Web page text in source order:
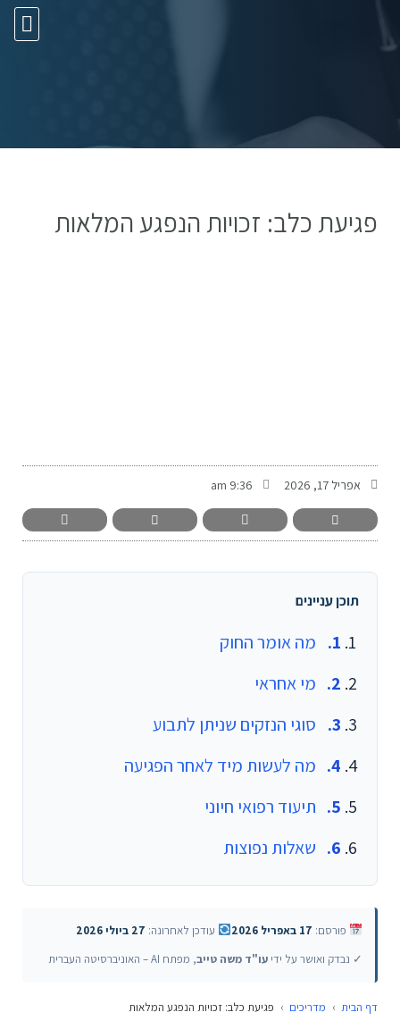
פגיעת כלב: זכויות הנפגע המלאות
אפריל 17, 2026 9:36 am
תוכן עניינים
מה אומר החוק
מי אחראי
סוגי הנזקים שניתן לתבוע
מה לעשות מיד לאחר הפגיעה
תיעוד רפואי חיוני
שאלות נפוצות
פורסם: 17 באפריל 2026 עודכן לאחרונה: 27 ביולי 2026
✓ נבדק ואושר על ידי עו"ד משה טייב, מפתח AI – האוניברסיטה העברית
דף הבית › מדריכים › פגיעת כלב: זכויות הנפגע המלאות